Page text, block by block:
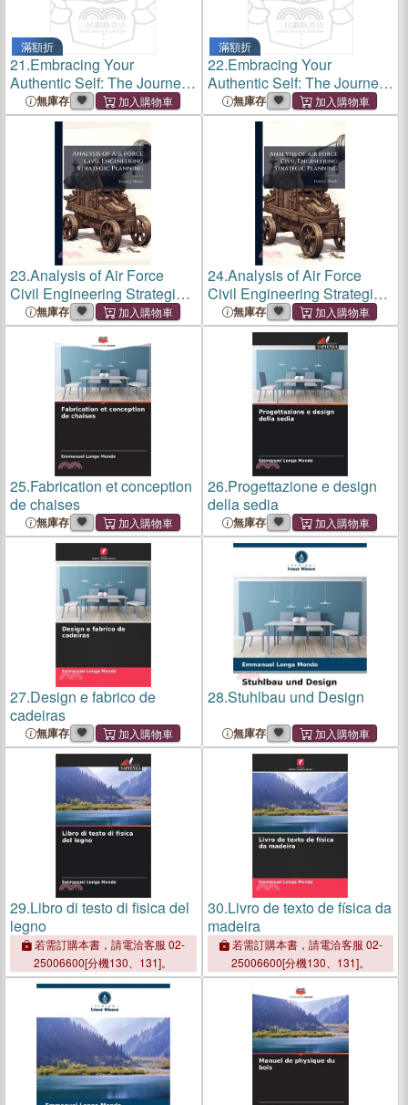
滿額折
21.Embracing Your
Authentic Self: The Journey
to True Freedom-Silence
Your Inner Critic, Love Your
無庫存
滿額折
22.Embracing Your
Authentic Self: The Journey
to True Freedom-Silence
Your Inner Critic, Love Your
無庫存
23.Analysis of Air Force
Civil Engineering Strategic
Planning
無庫存
24.Analysis of Air Force
Civil Engineering Strategic
Planning
無庫存
25.Fabrication et conception
de chaises
無庫存
26.Progettazione e design
della sedia
無庫存
27.Design e fabrico de
cadeiras
無庫存
28.Stuhlbau und Design
無庫存
29.Libro di testo di fisica del
legno
若需訂購本書，請電洽客服 02-
25006600[分機130、131]。
30.Livro de texto de física da
madeira
若需訂購本書，請電洽客服 02-
25006600[分機130、131]。